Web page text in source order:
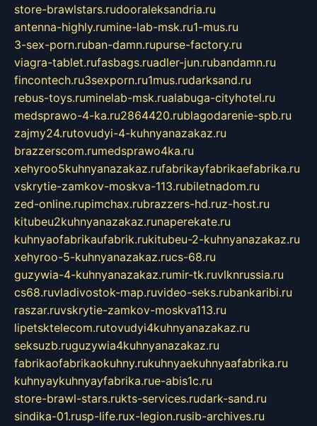
store-brawlstars.rudooraleksandria.ru
antenna-highly.rumine-lab-msk.ru1-mus.ru
3-sex-porn.ruban-damn.rupurse-factory.ru
viagra-tablet.rufasbags.ruadler-jun.rubandamn.ru
fincontech.ru3sexporn.ru1mus.rudarksand.ru
rebus-toys.ruminelab-msk.rualabuga-cityhotel.ru
medsprawo-4-ka.ru2864420.rublagodarenie-spb.ru
zajmy24.rutovudyi-4-kuhnyanazakaz.ru
brazzerscom.rumedsprawo4ka.ru
xehyroo5kuhnyanazakaz.rufabrikayfabrikaefabrika.ru
vskrytie-zamkov-moskva-113.rubiletnadom.ru
zed-online.rupimchax.rubrazzers-hd.ruz-host.ru
kitubeu2kuhnyanazakaz.runaperekate.ru
kuhnyaofabrikaufabrik.rukitubeu-2-kuhnyanazakaz.ru
xehyroo-5-kuhnyanazakaz.rucs-68.ru
guzywia-4-kuhnyanazakaz.rumir-tk.ruvlknrussia.ru
cs68.ruvladivostok-map.ruvideo-seks.rubankaribi.ru
raszar.ruvskrytie-zamkov-moskva113.ru
lipetsktelecom.rutovudyi4kuhnyanazakaz.ru
seksuzb.ruguzywia4kuhnyanazakaz.ru
fabrikaofabrikaokuhny.rukuhnyaekuhnyaafabrika.ru
kuhnyaykuhnyayfabrika.rue-abis1c.ru
store-brawl-stars.rukts-services.rudark-sand.ru
sindika-01.rusp-life.rux-legion.rusib-archives.ru